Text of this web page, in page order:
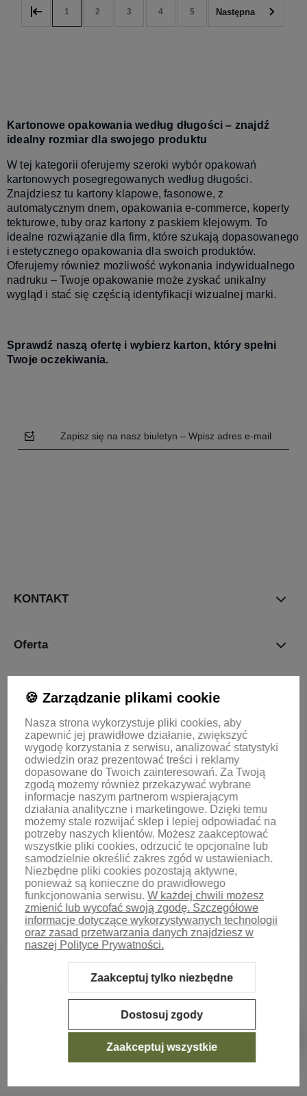
1 2 3 4 5
Kartonowe opakowania według długości – znajdź
idealny rozmiar dla swojego produktu
W tej kategorii oferujemy szeroki wybór opakowań
kartonowych posegregowanych według długości.
Znajdziesz tu kartony klapowe, fasonowe, z
automatycznym dnem, opakowania e-commerce, koperty
tekturowe, tuby oraz kartony z paskiem klejowym. To
idealne rozwiązanie dla firm, które szukają dopasowanego
i estetycznego opakowania dla swoich produktów.
Oferujemy również możliwość wykonania indywidualnego
nadruku – Twoje opakowanie może zyskać unikalny
wygląd i stać się częścią identyfikacji wizualnej marki.
Sprawdź naszą ofertę i wybierz karton, który spełni
Twoje oczekiwania.
Zapisz się na nasz biuletyn – Wpisz adres e-mail
KONTAKT
Oferta
Informacje
KONTO
Sklep internetowy Shoper.pl Szablon Shoper Modern 3.0™
🍪 Zarządzanie plikami cookie
Nasza strona wykorzystuje pliki cookies, aby
zapewnić jej prawidłowe działanie, zwiększyć
wygodę korzystania z serwisu, analizować statystyki
odwiedzin oraz prezentować treści i reklamy
dopasowane do Twoich zainteresowań. Za Twoją
zgodą możemy również przekazywać wybrane
informacje naszym partnerom wspierającym
działania analityczne i marketingowe. Dzięki temu
możemy stale rozwijać sklep i lepiej odpowiadać na
potrzeby naszych klientów. Możesz zaakceptować
wszystkie pliki cookies, odrzucić te opcjonalne lub
samodzielnie określić zakres zgód w ustawieniach.
Niezbędne pliki cookies pozostają aktywne,
ponieważ są konieczne do prawidłowego
funkcjonowania serwisu. W każdej chwili możesz
zmienić lub wycofać swoją zgodę. Szczegółowe
informacje dotyczące wykorzystywanych technologii
oraz zasad przetwarzania danych znajdziesz w
naszej Polityce Prywatności.
Zaakceptuj tylko niezbędne
Dostosuj zgody
Zaakceptuj wszystkie